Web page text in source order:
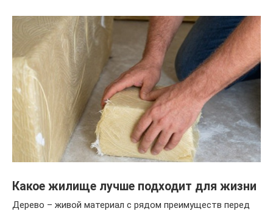
Какое жилище лучше подходит для жизни
Дерево – живой материал с рядом преимуществ перед